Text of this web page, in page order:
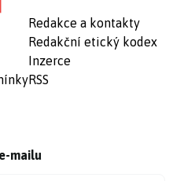
Redakce a kontakty
Redakční etický kodex
Inzerce
RSS
mailu